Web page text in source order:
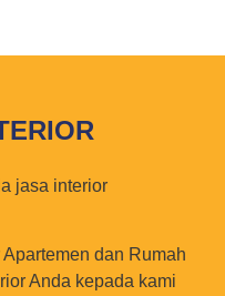
jasa interior
dan Rumah
Anda kepada kami